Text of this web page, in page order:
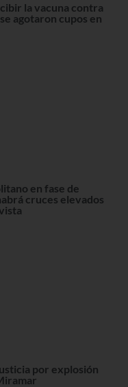
la vacuna contra
agotaron cupos en
en fase de
cruces elevados
por explosión